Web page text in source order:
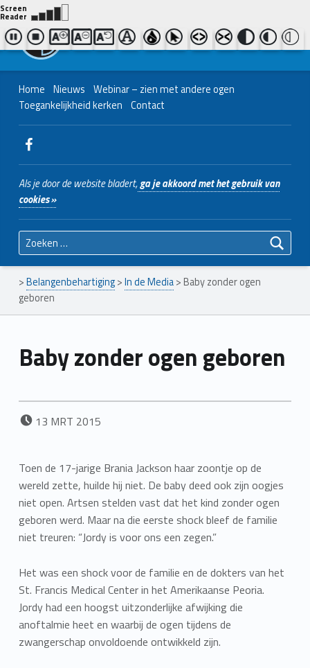
Contact ons
| Bel ons
038 - 427 04 48
Home Nieuws Webinar – zien met andere ogen
Toegankelijkheid kerken Contact
WebMan on Facebook
Als je door de website bladert,ga je akkoord met het gebruik van
cookies »
Zoeken naar:
>Belangenbehartiging>In de Media> Baby zonder ogen
geboren
Baby zonder ogen geboren
POSTED ON:
13 MRT 2015
Toen de 17-jarige Brania Jackson haar zoontje op de
wereld zette, huilde hij niet. De baby deed ook zijn oogjes
niet open. Artsen stelden vast dat het kind zonder ogen
geboren werd. Maar na die eerste shock bleef de familie
niet treuren: “Jordy is voor ons een zegen.”
Het was een shock voor de familie en de dokters van het
St. Francis Medical Center in het Amerikaanse Peoria.
Jordy had een hoogst uitzonderlijke afwijking die
anoftalmie heet en waarbij de ogen tijdens de
zwangerschap onvoldoende ontwikkeld zijn.